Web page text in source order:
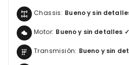
Chassis: Bueno y sin
Motor: Bueno y sin detalles ✓
Transmisión: Bueno y sin